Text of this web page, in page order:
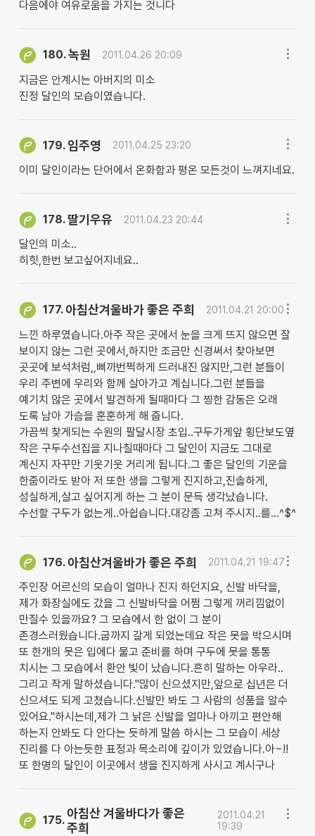
다음에야 여유로움을 가지는 것니다
180.녹원 2011.04.26 20:09
지금은 안계시는 아버지의 미소
진정 달인의 모습이였습니다.
179. 임주영 2011.04.25 23:20
이미 달인이라는 단어에서 온화함과 평온 모든것이 느껴지네요.
178.딸기우유 2011.04.23 20:44
달인의 미소..
히힛,한번 보고싶어지네요..
177. 아침산겨울바가 좋은 주희 2011.04.21 20:00
느낀 하루였습니다.아주 작은 곳에서 눈을 크게 뜨지 않으면 잘
보이지 않는 그런 곳에서,하지만 조금만 신경써서 찾아보면
곳곳에 보석처럼,,삐까번쩍하게 드러내진 않지만,그런 분들이
우리 주변에 우리와 함께 살아가고 계십니다.그런 분들을
예기치 않은 곳에서 발견하게 될때마다 그 찡한 감동은 오래
도록 남아 가슴을 훈훈하게 해 줍니다.
가끔씩 찾게되는 수원의 팔달시장 초입..구두가게앞 횡단보도옆
작은 구두수선집을 지나칠때마다 그 달인이 지금도 그대로
계신지 자꾸만 기웃기웃 거리게 됩니다.그 좋은 달인의 기운을
한줌이라도 받아 저 또한 생을 그렇게 진지하고,진솔하게,
성실하게,살고 싶어지게 하는 그 분이 문득 생각났습니다.
수선할 구두가 없는게..아쉽습니다.대강좀 고쳐 주시지..를...^$^
176. 아침산겨울바가 좋은 주희 2011.04.21 19:47
주인장 어르신의 모습이 얼마나 진지 하던지요, 신발 바닥을,
제가 화장실에도 갔을 그 신발바닥을 어쩜 그렇게 꺼리낌없이
만질수 있을까요? 그 모습에서 한 없이 그 분이
존경스러웠습니다.굽까지 갈게 되었는데요 작은 못을 박으시며
또 한개의 못은 입에다 물고 준비를 하며 구두에 못을 통통
치시는 그 모습에서 환안 빛이 났습니다.흔히 말하는 아우라..
그리고 작게 말하셨습니다."많이 신으셨지만,앞으로 십년은 더
신으셔도 되게 고쳤습니다.신발만 봐도 그 사람의 성품을 알수
있어요."하시는데,제가 그 낡은 신발을 얼마나 아끼고 편안해
하는지 안봐도 다 안다는 듯하게 말씀 하시는 그 모습이 세상
진리를 다 아는듯한 표정과 목소리에 깊이가 있었습니다.아~!!
또 한명의 달인이 이곳에서 생을 진지하게 사시고 계시구나
175. 아침산 겨울바다가 좋은
주희
2011.04.21
19:39